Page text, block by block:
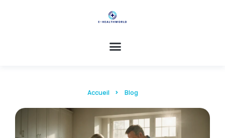
Accueil Blog